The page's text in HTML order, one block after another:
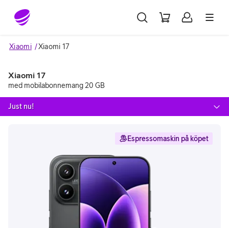
Gå till sidans innehåll
Xiaomi Xiaomi 17
Xiaomi 17
med mobilabonnemang 20 GB
Just nu!
Espressomaskin på köpet
Image 1 of 7